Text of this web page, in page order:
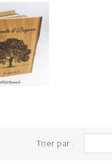
Trier par :